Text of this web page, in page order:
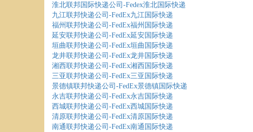
淮北联邦国际快递公司-Fedex淮北国际快递
九江联邦快递公司-FedEx九江国际快递
福州联邦快递公司-FedEx福州国际快递
延安联邦快递公司-FedEx延安国际快递
垣曲联邦快递公司-FedEx垣曲国际快递
龙井联邦快递公司-FedEx龙井国际快递
湘西联邦快递公司-FedEx湘西国际快递
三亚联邦快递公司-FedEx三亚国际快递
景德镇联邦快递公司-FedEx景德镇国际快递
永吉联邦快递公司-FedEx永吉国际快递
西城联邦快递公司-FedEx西城国际快递
清原联邦快递公司-FedEx清原国际快递
南通联邦快递公司-FedEx南通国际快递